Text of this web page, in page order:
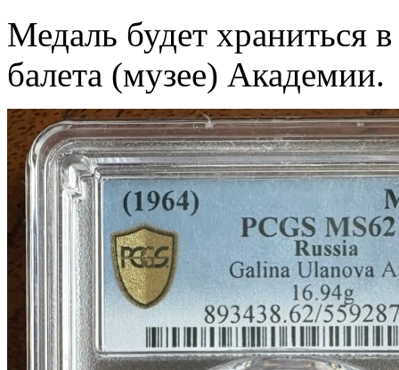
Медаль будет храниться
балета (музее) Академии.